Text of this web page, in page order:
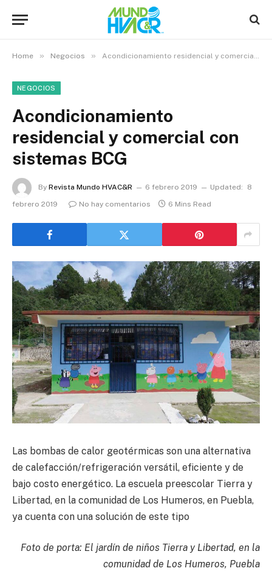
Home » Negocios » Acondicionamiento residencial y comercial con sistemas BCG
NEGOCIOS
Acondicionamiento
residencial y comercial con
sistemas BCG
By Revista Mundo HVAC&R 6 febrero 2019 Updated:
8
febrero 2019
No hay comentarios 6 Mins Read
Las bombas de calor geotérmicas son una alternativa
de calefacción/refrigeración versátil, eficiente y de
bajo costo energético. La escuela preescolar Tierra y
Libertad, en la comunidad de Los Humeros, en Puebla,
ya cuenta con una solución de este tipo
Foto de porta: El jardín de niños Tierra y Libertad, en la
comunidad de Los Humeros, Puebla